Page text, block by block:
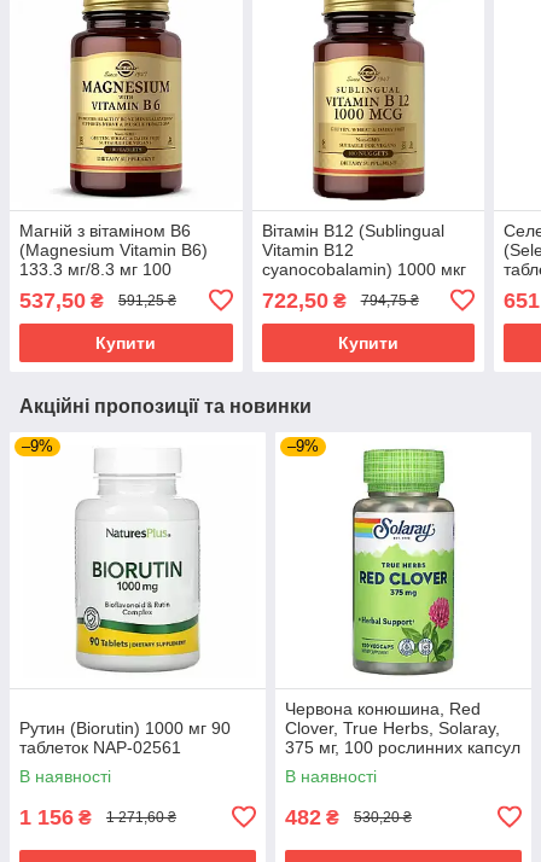
Магній з вітаміном В6
(Magnesium Vitamin B6)
133.3 мг/8.3 мг 100
537,50 ₴ 591,25 ₴
Купити
Вітамін В12 (Sublingual
Vitamin В12
cyanocobalamin) 1000 мкг
100 таблеток SOL-03229
722,50₴ 794,75 ₴
Купити
Акційні пропозиції та новинки
–9%
Рутин (Biorutin) 1000 мг 90
таблеток NAP-02561
В наявності
1 156 ₴ 1 271,60 ₴
–9%
Червона конюшина, Red
Clover, True Herbs, Solaray,
375 мг, 100 рослинних капсул
SOR-01480
В наявності
482 ₴ 530,20 ₴